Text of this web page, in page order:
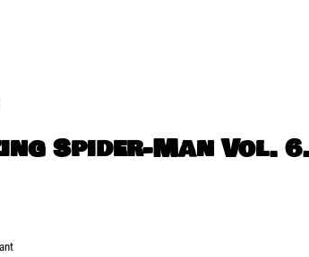
Spider-Man Vol.